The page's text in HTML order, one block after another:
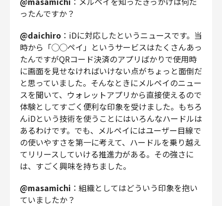
ったんですか？
@daichiro ：iDに対応したというニュースです。当
時から「◯◯ペイ」というサービスはたくさんあっ
たんですがQRコード決済のアプリばかりで使用時
に画面を見せなければいけない点がちょっと面倒だ
と思っていました。そんなときにメルペイのニュー
スを聞いて、ウォレットアプリから直接使えるので
体験としてすごく便利な印象を受けました。もちろ
んiDという技術を使うことにはいろんなハードルは
あるわけです。でも、メルペイにはユーザー目線で
の使いやすさを第一に考えて、ハードルを乗り越え
てリリースしていける推進力がある。その強さに
は、すごく興味を持ちました。
@masamichi ：組織としてはどういう印象を抱い
ていましたか？